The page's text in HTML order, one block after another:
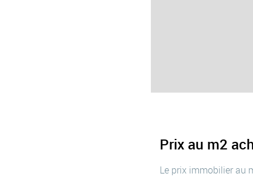
Prix au m2
Le prix immobilier au